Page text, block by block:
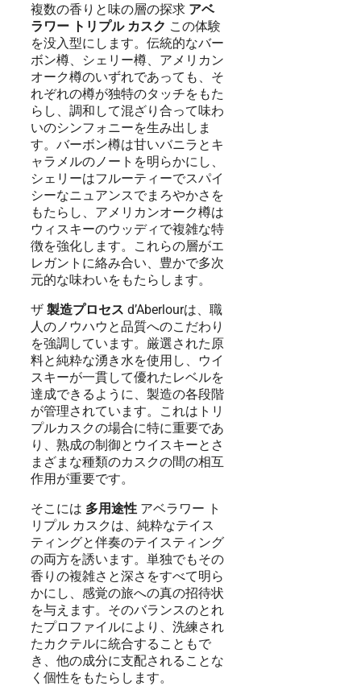
複数の香りと味の層の探求 アベ
ラワー トリプル カスク この体験
を没入型にします。伝統的なバー
ボン樽、シェリー樽、アメリカン
オーク樽のいずれであっても、そ
れぞれの樽が独特のタッチをもた
らし、調和して混ざり合って味わ
いのシンフォニーを生み出しま
す。バーボン樽は甘いバニラとキ
ャラメルのノートを明らかにし、
シェリーはフルーティーでスパイ
シーなニュアンスでまろやかさを
もたらし、アメリカンオーク樽は
ウィスキーのウッディで複雑な特
徴を強化します。これらの層がエ
レガントに絡み合い、豊かで多次
元的な味わいをもたらします。
ザ 製造プロセス d’Aberlourは、職
人のノウハウと品質へのこだわり
を強調しています。厳選された原
料と純粋な湧き水を使用し、ウイ
スキーが一貫して優れたレベルを
達成できるように、製造の各段階
が管理されています。これはトリ
プルカスクの場合に特に重要であ
り、熟成の制御とウイスキーとさ
まざまな種類のカスクの間の相互
作用が重要です。
そこには 多用途性 アベラワー ト
リプル カスクは、純粋なテイス
ティングと伴奏のテイスティング
の両方を誘います。単独でもその
香りの複雑さと深さをすべて明ら
かにし、感覚の旅への真の招待状
を与えます。そのバランスのとれ
たプロファイルにより、洗練され
たカクテルに統合することもで
き、他の成分に支配されることな
く個性をもたらします。